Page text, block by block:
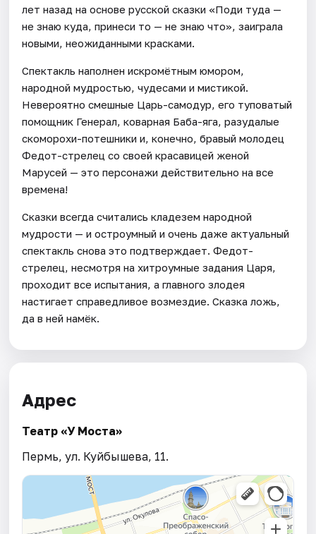
лет назад на основе русской сказки «Поди туда —
не знаю куда, принеси то — не знаю что», заиграла
новыми, неожиданными красками.
Спектакль наполнен искромётным юмором,
народной мудростью, чудесами и мистикой.
Невероятно смешные Царь-самодур, его туповатый
помощник Генерал, коварная Баба-яга, разудалые
скоморохи-потешники и, конечно, бравый молодец
Федот-стрелец со своей красавицей женой
Марусей — это персонажи действительно на все
времена!
Сказки всегда считались кладезем народной
мудрости — и остроумный и очень даже актуальный
спектакль снова это подтверждает. Федот-
cтрелец, несмотря на хитроумные задания Царя,
проходит все испытания, а главного злодея
настигает справедливое возмездие. Сказка ложь,
да в ней намёк.
Адрес
Театр «У Моста»
Пермь, ул. Куйбышева, 11.